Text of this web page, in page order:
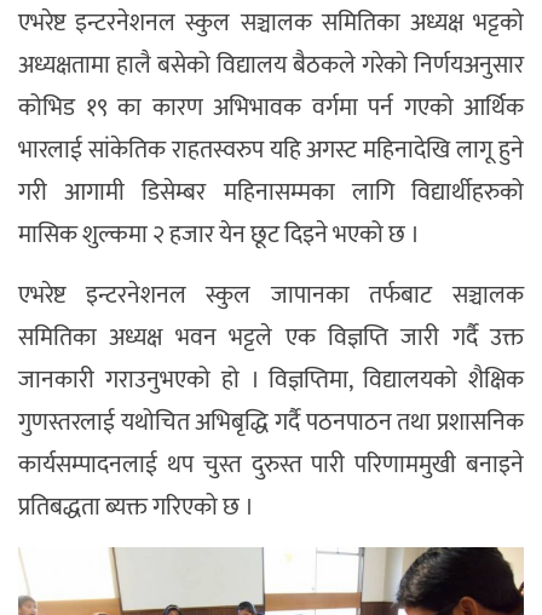
एभरेष्ट इन्टरनेशनल स्कुल सञ्चालक समितिका अध्यक्ष भट्टको
अध्यक्षतामा हालै बसेको विद्यालय बैठकले गरेको निर्णयअनुसार
कोभिड १९ का कारण अभिभावक वर्गमा पर्न गएको आर्थिक
भारलाई सांकेतिक राहतस्वरुप यहि अगस्ट महिनादेखि लागू हुने
गरी आगामी डिसेम्बर महिनासम्मका लागि विद्यार्थीहरुको
मासिक शुल्कमा २ हजार येन छूट दिइने भएको छ ।
एभरेष्ट इन्टरनेशनल स्कुल जापानका तर्फबाट सञ्चालक
समितिका अध्यक्ष भवन भट्टले एक विज्ञप्ति जारी गर्दै उक्त
जानकारी गराउनुभएको हो । विज्ञप्तिमा, विद्यालयको शैक्षिक
गुणस्तरलाई यथोचित अभिबृद्धि गर्दै पठनपाठन तथा प्रशासनिक
कार्यसम्पादनलाई थप चुस्त दुरुस्त पारी परिणाममुखी बनाइने
प्रतिबद्धता ब्यक्त गरिएको छ ।